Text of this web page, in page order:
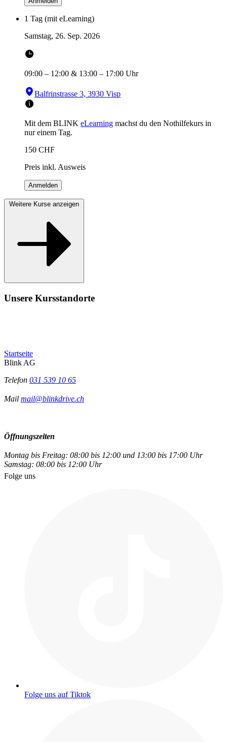
1 Tag (mit eLearning)
Samstag, 26. Sep. 2026
09:00 – 12:00 & 13:00 – 17:00 Uhr
Balfrinstrasse 3, 3930 Visp
Mit dem BLINK eLearning machst du den Nothilfekurs in
nur einem Tag.
150 CHF
Preis inkl. Ausweis
Anmelden
Weitere Kurse anzeigen
Unsere Kursstandorte
Startseite
Blink AG
Telefon 031 539 10 65
Mail mail@blinkdrive.ch
Öffnungszeiten
Montag bis Freitag: 08:00 bis 12:00 und 13:00 bis 17:00 Uhr
Samstag: 08:00 bis 12:00 Uhr
Folge uns
Folge uns auf Tiktok